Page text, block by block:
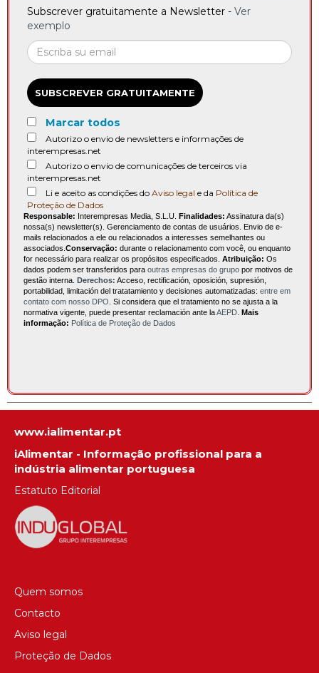
Subscrever gratuitamente a Newsletter - Ver
exemplo
SUBSCREVER GRATUITAMENTE
Marcar todos
Autorizo o envio de newsletters e informações de
interempresas.net
Autorizo o envio de comunicações de terceiros via
interempresas.net
Li e aceito as condições do Aviso legal e da Política de
Proteção de Dados
Responsable: Interempresas Media, S.L.U. Finalidades: Assinatura da(s)
nossa(s) newsletter(s). Gerenciamento de contas de usuários. Envio de e-
mails relacionados a ele ou relacionados a interesses semelhantes ou
associados. Conservação: durante o relacionamento com você, ou enquanto
for necessário para realizar os propósitos especificados. Atribuição: Os
dados podem ser transferidos para outras empresas do grupo por motivos de
gestão interna. Derechos: Acceso, rectificación, oposición, supresión,
portabilidad, limitación del tratatamiento y decisiones automatizadas: entre em
contato com nosso DPO . Si considera que el tratamiento no se ajusta a la
normativa vigente, puede presentar reclamación ante laAEPD Mais
informação: Política de Proteção de Dados
www.ialimentar.pt
iAlimentar - Informação profissional para a
indústria alimentar portuguesa
Estatuto Editorial
Quem somos
Contacto
Aviso legal
Proteção de Dados